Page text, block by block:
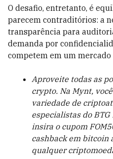
O desafio, entretanto, é
parecem contraditórios: a
transparência para
demanda por
competem em um mercado
Aproveite todas as
crypto. Na Mynt,
variedade de
especialistas do BTG
insira o cupom
cashback em bitcoin
qualquer